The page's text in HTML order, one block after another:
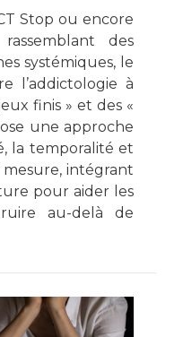
des
systémiques, le
l’addictologie à
finis » et des «
une approche
la temporalité et
mesure, intégrant
pour aider les
au-delà de